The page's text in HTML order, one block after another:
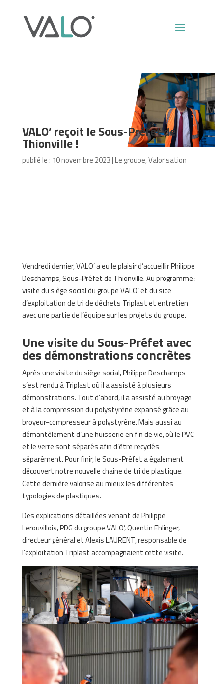
VALO’ reçoit le Sous-Préfet de
Thionville !
publié le : 10 novembre 2023|Le groupe,Valorisation
Vendredi dernier, VALO’ a eu le plaisir d’accueillir Philippe
Deschamps, Sous-Préfet de Thionville. Au programme :
visite du siège social du groupe VALO’ et du site
d’exploitation de tri de déchets Triplast et entretien
avec une partie de l’équipe sur les projets du groupe.
Une visite du Sous-Préfet avec
des démonstrations concrètes
Après une visite du siège social, Philippe Deschamps
s’est rendu à Triplast où il a assisté à plusieurs
démonstrations. Tout d’abord, il a assisté au broyage
et à la compression du polystyrène expansé grâce au
broyeur-compresseur à polystyrène. Mais aussi au
démantèlement d’une huisserie en fin de vie, où le PVC
et le verre sont séparés afin d’être recyclés
séparément. Pour finir, le Sous-Préfet a également
découvert notre nouvelle chaîne de tri de plastique.
Cette dernière valorise au mieux les différentes
typologies de plastiques.
Des explications détaillées venant de Philippe
Lerouvillois, PDG du groupe VALO’, Quentin Ehlinger,
directeur général et Alexis LAURENT, responsable de
l’exploitation Triplast accompagnaient cette visite.